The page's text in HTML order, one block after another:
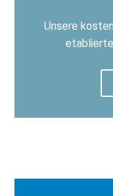
Unsere